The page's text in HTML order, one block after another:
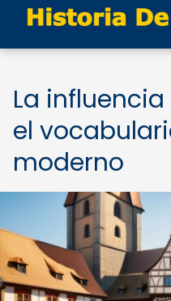
La
el
moderno